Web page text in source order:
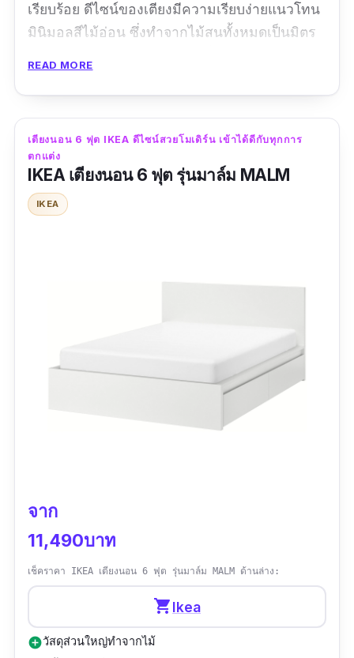
เรียบร้อย ดีไซน์ของเตียงมีความเรียบง่ายแนวโทน
มินิมอลสีไม้อ่อน ซึ่งทำจากไม้สนทั้งหมดเป็นมิตร
เดือน ถ้าใครมองหา เตียงนอน 6 ฟุต ราคาถูก ขอ
เชียร์อันนี้เลย
รีวิวจากผู้ใช้จริง
READ MORE
เตียงนอน 6 ฟุต IKEA ดีไซน์สวยโมเดิร์น เข้าได้ดีกับทุกการ
ตกแต่ง
IKEA เตียงนอน 6 ฟุต รุ่นมาล์ม MALM
IKEA
จาก
11,490บาท
เช็คราคา IKEA เตียงนอน 6 ฟุต รุ่นมาล์ม MALM ด้านล่าง:
shopping_cartIkea
add_circleวัสดุส่วนใหญ่ทำจากไม้